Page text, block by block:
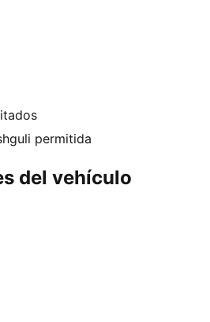
permitida
del vehículo